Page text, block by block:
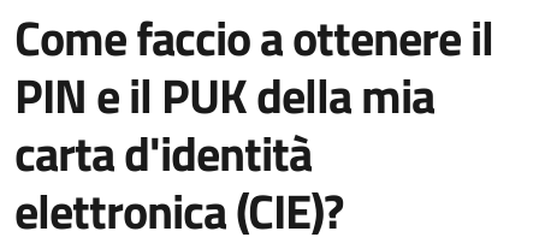
Come faccio a ottenere il
PIN e il PUK della mia
carta d'identità
elettronica (CIE)?